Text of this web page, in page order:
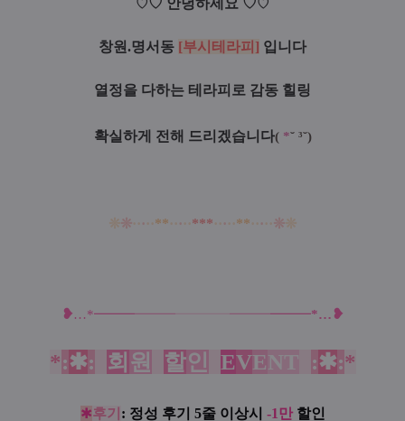
♡♡ 안녕하세요 ♡♡
창원.명서동 [부시테라피] 입니다
열정을 다하는 테라피로 감동 힐링
확실하게 전해 드리겠습니다( *˘ ³˘)
❊❊·····**·····***·····**·····❊❊
❥…*━━━━━━━━━━━━━━━━*… ❥
*:✱: 회 원 할인 EVENT :✱:*
✱후기 : 정성 후기 5줄 이상시 -1만할인